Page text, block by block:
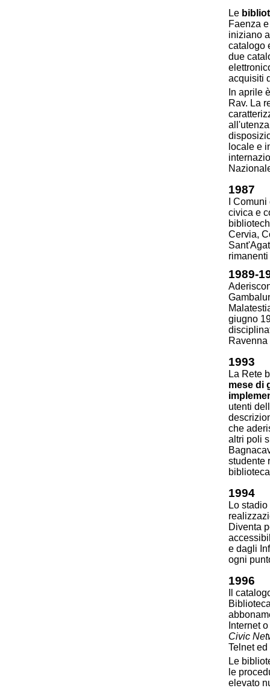
Le
Faenza
iniziano
catalogo
due
acquisiti
In aprile
Rav. La
locale e
1987
I
civica e
Cervia,
1989-
giugno
1993
La Rete
mese di
utenti
che
altri poli
studente
1994
Lo stadio
Diventa
e dagli
ogni
1996
Il
Internet
Civic
Telnet
Le
le
elevato